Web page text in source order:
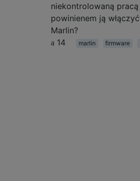
niekontrolowaną
powinienem ją
Marlin?
14
marlin firmware